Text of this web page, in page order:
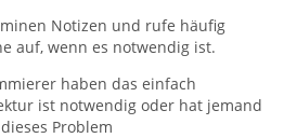
Notizen und rufe häufig
auf, wenn es notwendig ist.
haben das einfach
ist notwendig oder hat jemand
Problem